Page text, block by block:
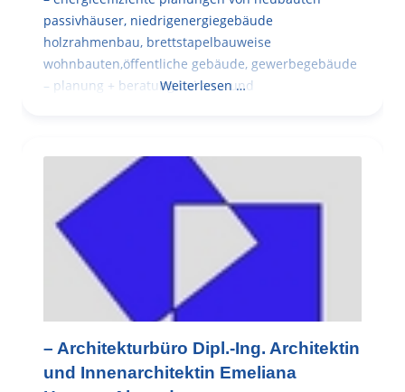
passivhäuser, niedrigenergiegebäude
holzrahmenbau, brettstapelbauweise
wohnbauten,öffentliche gebäude, gewerbegebäude
– planung + beratung bei an – und
Weiterlesen …
– Architekturbüro Dipl.-Ing. Architektin
und Innenarchitektin Emeliana